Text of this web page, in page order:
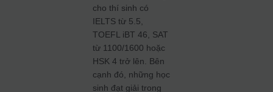
cho thí sinh có
IELTS từ 5.5,
TOEFL iBT 46, SAT
từ 1100/1600 hoặc
HSK 4 trở lên. Bên
cạnh đó, những học
sinh đạt giải trong